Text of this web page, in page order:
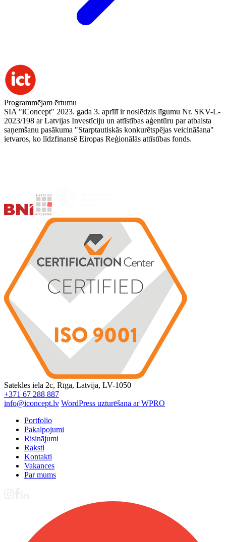
Programmējam ērtumu
SIA "iConcept" 2023. gada 3. aprīlī ir noslēdzis līgumu Nr. SKV-L-
2023/198 ar Latvijas Investīciju un attīstības aģentūru par atbalsta
saņemšanu pasākuma "Starptautiskās konkurētspējas veicināšana"
ietvaros, ko līdzfinansē Eiropas Reģionālās attīstības fonds.
Satekles iela 2c, Rīga, Latvija, LV-1050
+371 67 288 887
info@iconcept.lv WordPress uzturēšana ar WPRO
Portfolio
Pakalpojumi
Risinājumi
Raksti
Kontakti
Vakances
Par mums